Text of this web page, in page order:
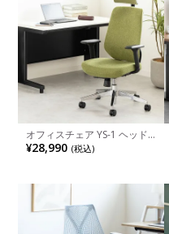
オフィスチェア YS-1 ヘッド
レスト付き 肘付き キャスタ
ー付き ランバーサポート シ
クチェア おしゃれ ゲーミン
グチェア
¥28,990 (税込)